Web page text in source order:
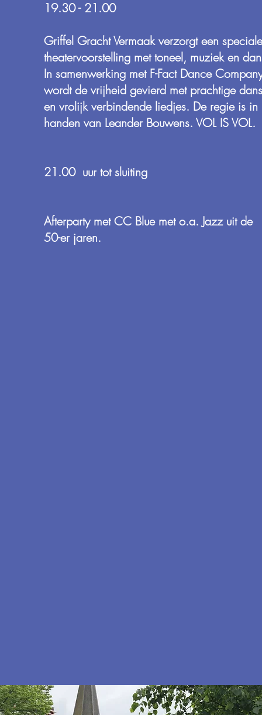
19.30 - 21.00
Griffel Gracht Vermaak verzorgt een speciale
theatervoorstelling met toneel, muziek en
In samenwerking met F-Fact Dance
wordt de vrijheid gevierd met prachtige dans
en vrolijk verbindende liedjes. De regie is in
handen van Leander Bouwens. VOL IS VOL.
21.00 uur tot sluiting
Afterparty met CC Blue met o.a. Jazz uit de
50-er jaren.